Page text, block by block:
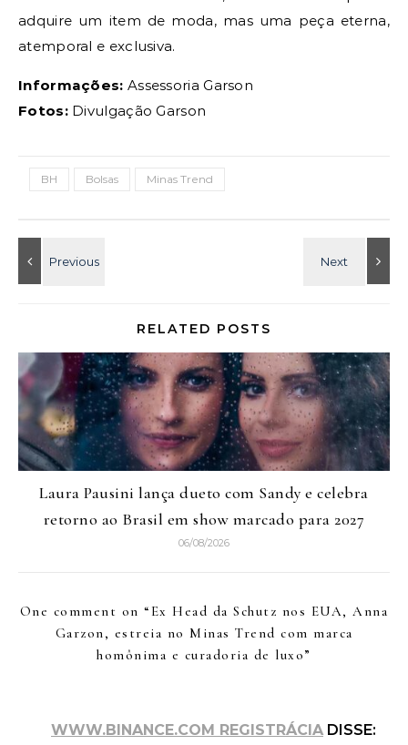
adquire um item de moda, mas uma peça eterna,
atemporal e exclusiva.
Informações: Assessoria Garson
Fotos: Divulgação Garson
BH Bolsas Minas Trend
RELATED POSTS
Laura Pausini lança dueto com Sandy e celebra
retorno ao Brasil em show marcado para 2027
06/08/2026
One comment on “ Ex Head da Schutz nos EUA, Anna
Garzon, estreia no Minas Trend com marca
homônima e curadoria de luxo”
WWW.BINANCE.COM REGISTRÁCIA DISSE: